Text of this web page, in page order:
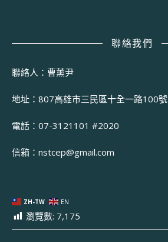
聯絡我們
聯絡人：曹薰尹
地址：807高雄市三民區十全一路100號
電話：07-3121101 #2020
信箱： nstcep@gmail.com
ZH-TW EN
瀏覽數: 7,175